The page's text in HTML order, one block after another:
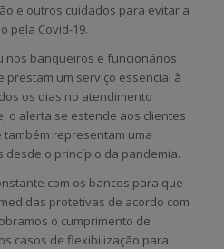
e outros cuidados para evitar a
pela Covid-19.
nos banqueiros e funcionários
prestam um serviço essencial à
os dias no atendimento
o alerta se estende aos clientes
representam uma
o princípio da pandemia.
com os bancos para que
protetivas de acordo com
o cumprimento de
casos de flexibilização para